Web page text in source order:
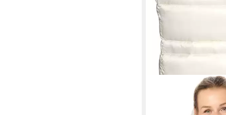
wattiertes Innenfutter
UVP89,99 €